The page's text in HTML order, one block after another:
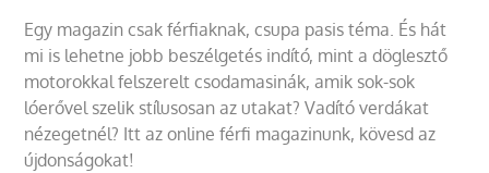
Egy magazin csak férfiaknak, csupa pasis téma. És hát
mi is lehetne jobb beszélgetés indító, mint a döglesztő
motorokkal felszerelt csodamasinák, amik sok-sok
lóerővel szelik stílusosan az utakat? Vadító verdákat
nézegetnél? Itt az online férfi magazinunk, kövesd az
újdonságokat!